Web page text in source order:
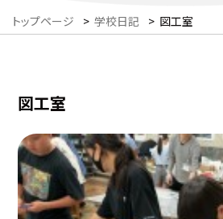
トップページ > 学校日記 > 図工室
図工室